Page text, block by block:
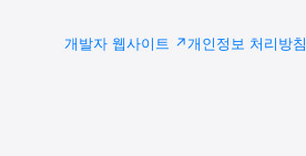
개발자 웹사이트 개인정보 처리방침